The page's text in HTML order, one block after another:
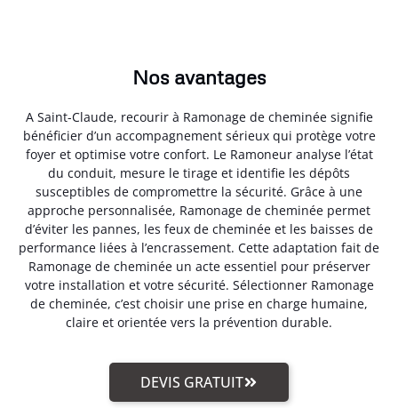
Nos avantages
A Saint-Claude, recourir à Ramonage de cheminée signifie
bénéficier d’un accompagnement sérieux qui protège votre
foyer et optimise votre confort. Le Ramoneur analyse l’état
du conduit, mesure le tirage et identifie les dépôts
susceptibles de compromettre la sécurité. Grâce à une
approche personnalisée, Ramonage de cheminée permet
d’éviter les pannes, les feux de cheminée et les baisses de
performance liées à l’encrassement. Cette adaptation fait de
Ramonage de cheminée un acte essentiel pour préserver
votre installation et votre sécurité. Sélectionner Ramonage
de cheminée, c’est choisir une prise en charge humaine,
claire et orientée vers la prévention durable.
DEVIS GRATUIT